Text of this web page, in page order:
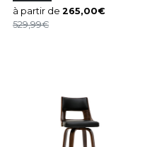
à partir de 265,00
529,99